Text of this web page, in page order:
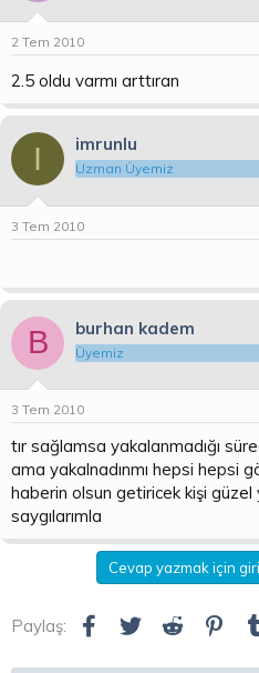
2 Tem 2010
2.5 oldu varmı arttıran
I imrunlu
Uzman Üyemiz
3 Tem 2010
B burhan kadem
Üyemiz
3 Tem 2010
tır sağlamsa yakalanmadığı
ama yakalnadınmı hepsi hepsi
haberin olsun getiricek kişi güzel
saygılarımla
Cevap yazmak için
Paylaş: Facebook
TwitterReddit